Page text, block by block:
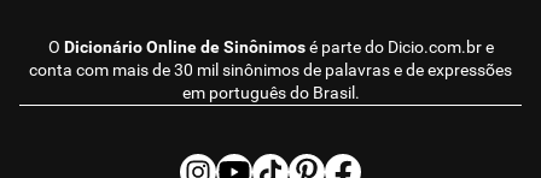
O Dicionário Online de Sinônimosé parte do Dicio.com.bre
conta com mais de 30 mil sinônimos de palavras e de expressões
em português do Brasil.